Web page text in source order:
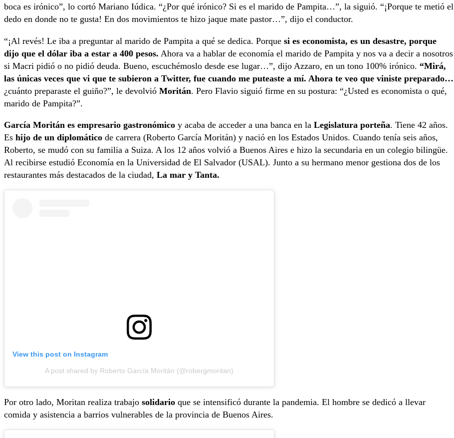
boca es irónico”, lo cortó Mariano Iúdica. “¿Por qué irónico? Si es el marido de Pampita…”, la siguió. “¡Porque te metió el
dedo en donde no te gusta! En dos movimientos te hizo jaque mate pastor…”, dijo el conductor.
“¡Al revés! Le iba a preguntar al marido de Pampita a qué se dedica. Porque si es economista, es un desastre, porque
dijo que el dólar iba a estar a 400 pesos. Ahora va a hablar de economía el marido de Pampita y nos va a decir a nosotros
si Macri pidió o no pidió deuda. Bueno, escuchémoslo desde ese lugar…”, dijo Azzaro, en un tono 100% irónico. “Mirá,
las únicas veces que vi que te subieron a Twitter, fue cuando me puteaste a mí. Ahora te veo que viniste preparado…
¿cuánto preparaste el guiño?”, le devolvió Moritán. Pero Flavio siguió firme en su postura: “¿Usted es economista o qué,
marido de Pampita?”.
García Moritán es empresario gastronómico y acaba de acceder a una banca en la Legislatura porteña. Tiene 42 años.
Es hijo de un diplomático de carrera (Roberto García Moritán) y nació en los Estados Unidos. Cuando tenía seis años,
Roberto, se mudó con su familia a Suiza. A los 12 años volvió a Buenos Aires e hizo la secundaria en un colegio bilingüe.
Al recibirse estudió Economía en la Universidad de El Salvador (USAL). Junto a su hermano menor gestiona dos de los
restaurantes más destacados de la ciudad, La mar y Tanta.
View this post on Instagram
A post shared by Roberto García Moritán (@robergmoritan)
Por otro lado, Moritan realiza trabajo solidario que se intensificó durante la pandemia. El hombre se dedicó a llevar
comida y asistencia a barrios vulnerables de la provincia de Buenos Aires.